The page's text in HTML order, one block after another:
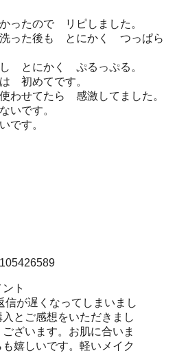
ったので リピしました。
った後も とにかく つっぱら
とにかく ぷるっぷる。
初めてです。
わせてたら 感激してました。
いです。
です。
ト
遅くなってしまいまし
とご感想をいただきまし
ざいます。お肌に合いま
嬉しいです。軽いメイク